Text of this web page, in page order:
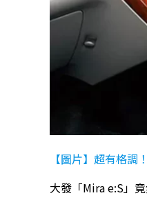
【圖片】超有格調
大發「Mira e:S」